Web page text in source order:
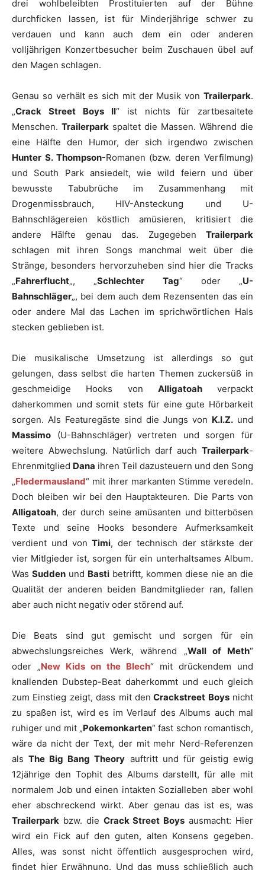
drei wohlbeleibten Prostituierten auf der Bühne
durchficken lassen, ist für Minderjährige schwer zu
verdauen und kann auch dem ein oder anderen
volljährigen Konzertbesucher beim Zuschauen übel auf
den Magen schlagen.
Genau so verhält es sich mit der Musik von Trailerpark.
„Crack Street Boys II“ ist nichts für zartbesaitete
Menschen. Trailerpark spaltet die Massen. Während die
eine Hälfte den Humor, der sich irgendwo zwischen
Hunter S. Thompson-Romanen (bzw. deren Verfilmung)
und South Park ansiedelt, wie wild feiern und über
bewusste Tabubrüche im Zusammenhang mit
Drogenmissbrauch, HIV-Ansteckung und U-
Bahnschlägereien köstlich amüsieren, kritisiert die
andere Hälfte genau das. Zugegeben Trailerpark
schlagen mit ihren Songs manchmal weit über die
Stränge, besonders hervorzuheben sind hier die Tracks
„Fahrerflucht„, „Schlechter Tag“ oder „U-
Bahnschläger„, bei dem auch dem Rezensenten das ein
oder andere Mal das Lachen im sprichwörtlichen Hals
stecken geblieben ist.
Die musikalische Umsetzung ist allerdings so gut
gelungen, dass selbst die harten Themen zuckersüß in
geschmeidige Hooks von Alligatoahverpackt
daherkommen und somit stets für eine gute Hörbarkeit
sorgen. Als Featuregäste sind die Jungs von K.I.Z. und
Massimo (U-Bahnschläger) vertreten und sorgen für
weitere Abwechslung. Natürlich darf auch Trailerpark-
Ehrenmitglied Dana ihren Teil dazusteuern und den Song
„Fledermausland“ mit ihrer markanten Stimme veredeln.
Doch bleiben wir bei den Hauptakteuren. Die Parts von
Alligatoah, der durch seine amüsanten und bitterbösen
Texte und seine Hooks besondere Aufmerksamkeit
verdient und vonTimi, der technisch der stärkste der
vier Mitlgieder ist, sorgen für ein unterhaltsames Album.
Was Sudden und Basti betriftt, kommen diese nie an die
Qualität der anderen beiden Bandmitglieder ran, fallen
aber auch nicht negativ oder störend auf.
Die Beats sind gut gemischt und sorgen für ein
abwechslungsreiches Werk, während „Wall of Meth“
oder „New Kids on the Blech“ mit drückendem und
knallenden Dubstep-Beat daherkommt und euch gleich
zum Einstieg zeigt, dass mit den Crackstreet Boysnicht
zu spaßen ist, wird es im Verlauf des Albums auch mal
ruhiger und mit „Pokemonkarten“ fast schon romantisch,
wäre da nicht der Text, der mit mehr Nerd-Referenzen
alsThe Big Bang Theory auftritt und für geistig ewig
12jährige den Tophit des Albums darstellt, für alle mit
normalem Job und einen intakten Sozialleben aber wohl
eher abschreckend wirkt. Aber genau das ist es, was
Trailerpark bzw. die Crack Street Boys ausmacht: Hier
wird ein Fick auf den guten, alten Konsens gegeben.
Alles, was sonst nicht öffentlich ausgesprochen wird,
findet hier Erwähnung. Und das muss schließlich auch